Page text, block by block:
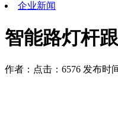
企业新闻
智能路灯杆
作者： 点击：6576 发布时